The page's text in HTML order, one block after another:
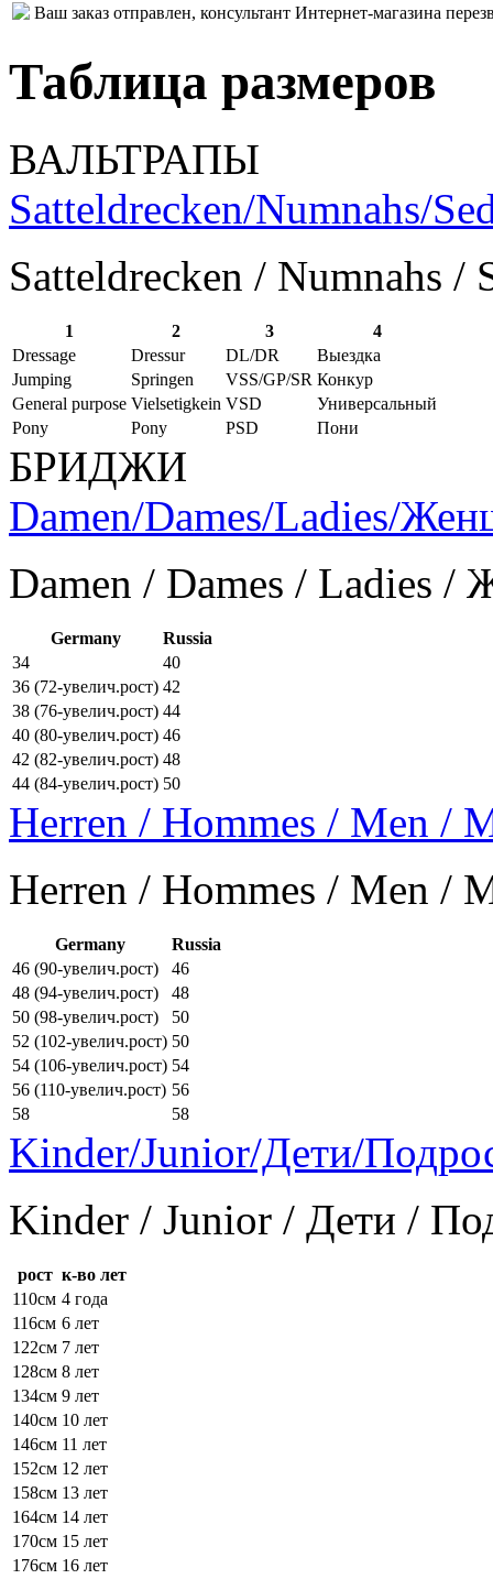
Ваш заказ отправлен, консультант Интернет-магазина
Таблица размеров
ВАЛЬТРАПЫ
Satteldrecken/Numnahs/
Satteldrecken / Numnahs /
1 2 3
4
Dressage
Dressur DL/DR
Выездка
Jumping
Springen VSS/GP/SR Конкур
General purpose Vielsetigkein VSD
Универсальный
Pony
Pony PSD Пони
БРИДЖИ
Damen/Dames/Ladies/
Damen / Dames / Ladies
Germany
Russia
34
40
36 (72-увелич.рост) 42
38 (76-увелич.рост) 44
40 (80-увелич.рост) 46
42 (82-увелич.рост) 48
44 (84-увелич.рост) 50
Herren / Hommes / Men /
Herren / Hommes / Men /
Germany
Russia
46 (90-увелич.рост)
46
48 (94-увелич.рост)
48
50 (98-увелич.рост)
50
52 (102-увелич.рост) 50
54 (106-увелич.рост) 54
56 (110-увелич.рост) 56
58
58
Kinder/Junior/Дети/
Kinder / Junior / Дети /
рост к-во лет
110см 4 года
116см 6 лет
122см 7 лет
128см 8 лет
134см 9 лет
140см 10 лет
146см 11 лет
152см 12 лет
158см 13 лет
164см 14 лет
170см 15 лет
176см 16 лет